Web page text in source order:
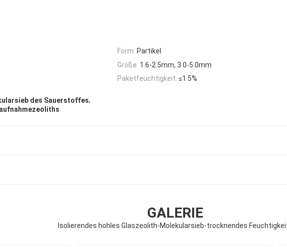
Form: Partikel
Größe: 1.6-2.5mm, 3.0-5.0mm
Paketfeuchtigkeit: ≤1.5%
des Sauerstoffes,
GALERIE
Isolierendes hohles Glaszeolith-Molekularsieb-trocknendes